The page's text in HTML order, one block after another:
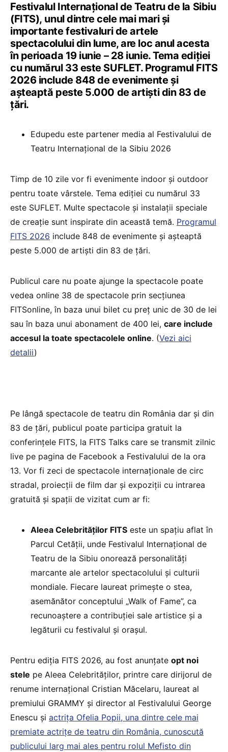
Festivalul Internațional de Teatru de la Sibiu
(FITS), unul dintre cele mai mari și
importante festivaluri de artele
spectacolului din lume, are loc anul acesta
în perioada 19 iunie – 28 iunie. Tema ediției
cu numărul 33 este SUFLET. Programul FITS
2026 include 848 de evenimente și
așteaptă peste 5.000 de artişti din 83 de
țări.
Edupedu este partener media al Festivalului de
Teatru Internațional de la Sibiu 2026
Timp de 10 zile vor fi evenimente indoor și outdoor
pentru toate vârstele. Tema ediției cu numărul 33
este SUFLET. Multe spectacole și instalații speciale
de creație sunt inspirate din această temă. Programul
FITS 2026 include 848 de evenimente și așteaptă
peste 5.000 de artişti din 83 de țări.
Publicul care nu poate ajunge la spectacole poate
vedea online 38 de spectacole prin secțiunea
FITSonline, în baza unui bilet cu preț unic de 30 de lei
sau în baza unui abonament de 400 lei, care include
accesul la toate spectacolele online. (Vezi aici
detalii)
Pe lângă spectacole de teatru din România dar și din
83 de țări, publicul poate participa gratuit la
conferințele FITS, la FITS Talks care se transmit zilnic
live pe pagina de Facebook a Festivalului de la ora
13. Vor fi zeci de spectacole internaționale de circ
stradal, proiecții de film dar și expoziții cu intrarea
gratuită și spații de vizitat cum ar fi:
Aleea Celebrităților FITS este un spațiu aflat în
Parcul Cetății, unde Festivalul Internațional de
Teatru de la Sibiu onorează personalități
marcante ale artelor spectacolului și culturii
mondiale. Fiecare laureat primește o stea,
asemănător conceptului „Walk of Fame”, ca
recunoaștere a contribuției sale artistice și a
legăturii cu festivalul și orașul.
Pentru ediția FITS 2026, au fost anunțate opt noi
stele pe Aleea Celebrităților, printre care dirijorul de
renume internațional Cristian Măcelaru, laureat al
premiului GRAMMY și director al Festivalului George
Enescu și actrița Ofelia Popii, una dintre cele mai
premiate actrițe de teatru din România, cunoscută
publicului larg mai ales pentru rolul Mefisto din